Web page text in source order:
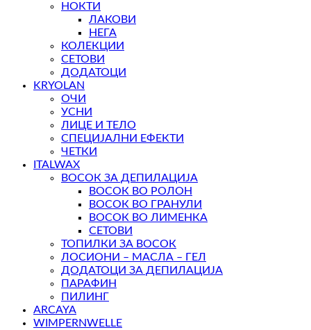
НОКТИ
ЛАКОВИ
НЕГА
КОЛЕКЦИИ
СЕТОВИ
ДОДАТОЦИ
KRYOLAN
ОЧИ
УСНИ
ЛИЦЕ И ТЕЛО
СПЕЦИЈАЛНИ ЕФЕКТИ
ЧЕТКИ
ITALWAX
ВОСОК ЗА ДЕПИЛАЦИЈА
ВОСОК ВО РОЛОН
ВОСОК ВО ГРАНУЛИ
ВОСОК ВО ЛИМЕНКА
СЕТОВИ
ТОПИЛКИ ЗА ВОСОК
ЛОСИОНИ – МАСЛА – ГЕЛ
ДОДАТОЦИ ЗА ДЕПИЛАЦИЈА
ПАРАФИН
ПИЛИНГ
ARCAYA
WIMPERNWELLE